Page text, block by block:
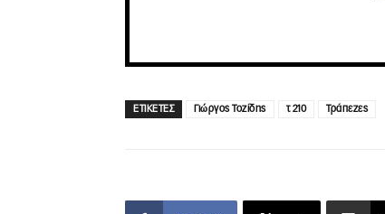
ΕΤΙΚΕΤΕΣ Γιώργος Τοζίδης τ 210 Τράπεζες